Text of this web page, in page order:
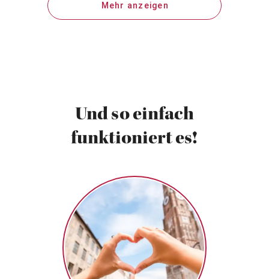
Mehr anzeigen
Und so einfach
funktioniert es!